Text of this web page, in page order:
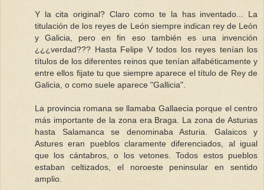
Y la cita original? Claro como te la has inventado... La
titulación de los reyes de León siempre indican rey de León
y Galicia, pero en fin eso también es una invención
¿¿¿verdad??? Hasta Felipe V todos los reyes tenían los
títulos de los diferentes reinos que tenían alfabéticamente y
entre ellos fijate tu que siempre aparece el título de Rey de
Galicia, o como suele aparece "Gallicia".
La provincia romana se llamaba Gallaecia porque el centro
más importante de la zona era Braga. La zona de Asturias
hasta Salamanca se denominaba Asturia. Galaicos y
Astures eran pueblos claramente diferenciados, al igual
que los cántabros, o los vetones. Todos estos pueblos
estaban celtizados, el noroeste peninsular en sentido
amplio.